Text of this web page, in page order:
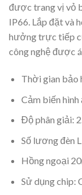
được trang vị vỏ
IP66. Lắp đặt và
hưởng trực tiếp
công nghệ được
Thời gian bảo
Cảm biến hình
Độ phân giải:
Số lương đèn
Hồng ngoại
Sử dụng chip: